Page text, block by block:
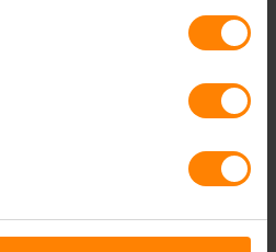
Met of zonder bedrukking
Meer stuks = meer korting